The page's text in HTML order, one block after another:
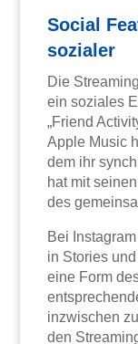
Social
sozialer
Die
ein soziales
„Friend
Apple Music
dem ihr
hat mit
des
Bei
in Stories
eine Form
inzwischen
den